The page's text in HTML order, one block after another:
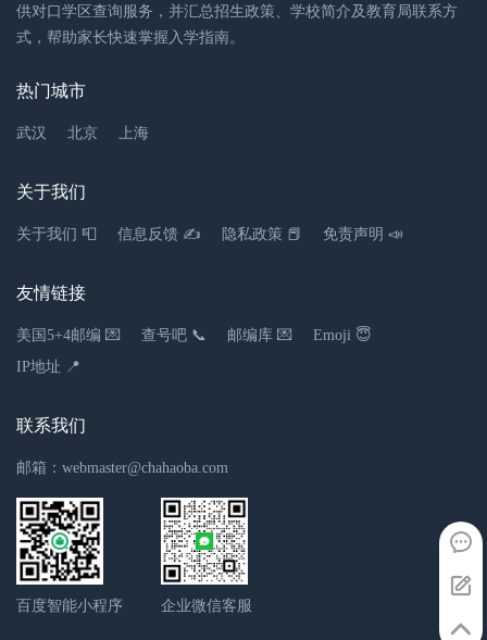
供对口学区查询服务，并汇总招生政策、学校简介及教育局联系方
式，帮助家长快速掌握入学指南。
热门城市
武汉 北京 上海
关于我们
关于我们 📮 信息反馈 ✍ 隐私政策 📕 免责声明 📣
友情链接
美国5+4邮编 💌 查号吧 📞 邮编库 💌
Emoji 😇
IP地址 📍
联系我们
邮箱：webmaster@chahaoba.com
百度智能小程序 企业微信客服